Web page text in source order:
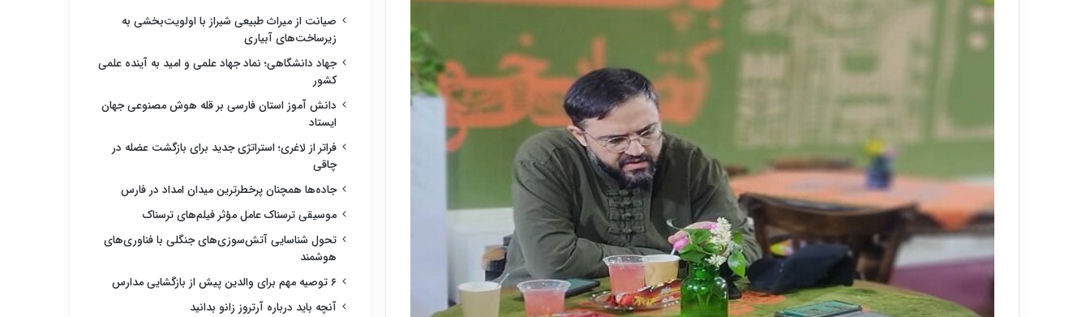
صیانت از میراث طبیعی شیراز با اولویت‌بخشی به
زیرساخت‌های آبیاری
جهاد دانشگاهی؛ نماد جهاد علمی و امید به آینده علمی
کشور
دانش آموز استان فارسی بر قله هوش مصنوعی جهان
ایستاد
فراتر از لاغری؛ استراتژی جدید برای بازگشت عضله در
چاقی
جاده‌ها همچنان پرخطرترین میدان امداد در فارس
موسیقی ترسناک عامل مؤثر فیلم‌های ترسناک
تحول شناسایی آتش‌سوزی‌های جنگلی با فناوری‌های
هوشمند
۶ توصیه مهم برای والدین پیش از بازگشایی مدارس
آنچه باید درباره آرتروز زانو بدانید